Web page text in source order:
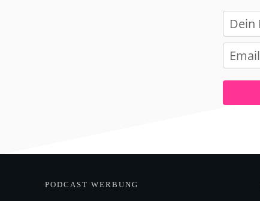
PODCAST WERBUNG